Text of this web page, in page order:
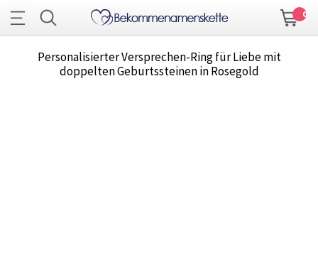
0
Personalisierter Versprechen-Ring für Liebe mit
doppelten Geburtssteinen in Rosegold